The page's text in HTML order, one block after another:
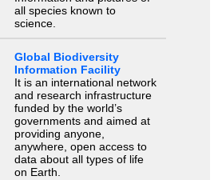
all species known to
science.
Global Biodiversity
Information Facility
It is an international network
and research infrastructure
funded by the world’s
governments and aimed at
providing anyone,
anywhere, open access to
data about all types of life
on Earth.